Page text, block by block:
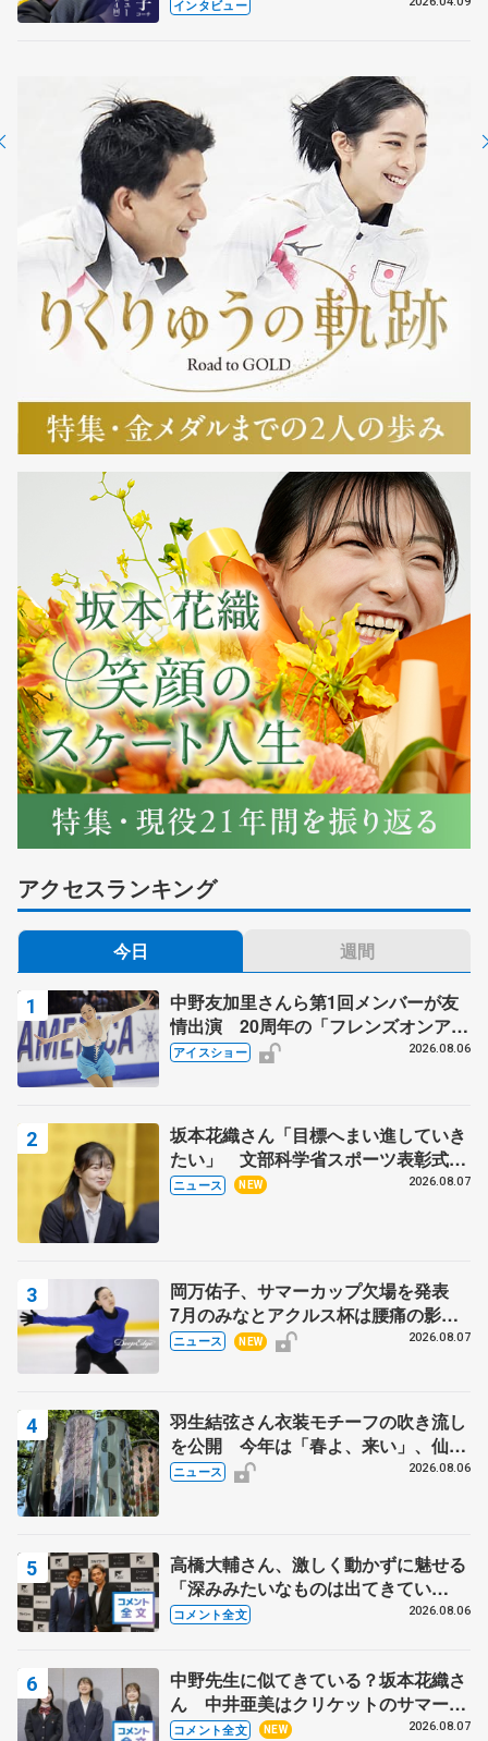
インタビュー
アクセスランキング
今日 週間
中野友加里さんら第1回メンバーが友
情出演 20周年の「フレンズオンアイ
ス」 宮本賢二さん、有川梨絵さん、
アイスショー 2026.08.06
坂本花織さん「目標へまい進していき
たい」 文部科学省スポーツ表彰式で
代表謝辞
ニュース NEW 2026.08.07
岡万佑子、サマーカップ欠場を発表
7月のみなとアクルス杯は腰痛の影響
で
ニュース NEW 2026.08.07
羽生結弦さん衣装モチーフの吹き流し
を公開 今年は「春よ、来い」、仙台
の瑞鳳殿
ニュース 2026.08.06
高橋大輔さん、激しく動かずに魅せる
「深みみたいなものは出てきてい
る？」 〝兄さん〟と慕うレジェンド
コメント全文 2026.08.06
中野先生に似てきている？坂本花織さ
ん 中井亜美はクリケットのサマーキ
ャンプに 島田麻央はたくさん試合に
コメント全文 NEW 2026.08.07